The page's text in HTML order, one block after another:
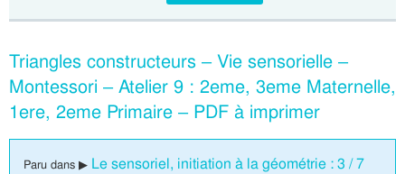
Triangles constructeurs – Vie sensorielle –
Montessori – Atelier 9 : 2eme, 3eme Maternelle,
1ere, 2eme Primaire – PDF à imprimer
Paru dans ▶ Le sensoriel, initiation à la géométrie : 3 / 7